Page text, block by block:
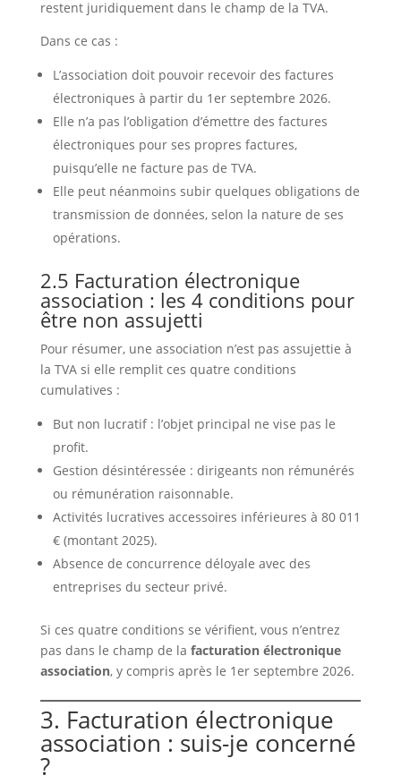
restent juridiquement dans le champ de la TVA.
Dans ce cas :
L’association doit pouvoir recevoir des factures
électroniques à partir du 1er septembre 2026.
Elle n’a pas l’obligation d’émettre des factures
électroniques pour ses propres factures,
puisqu’elle ne facture pas de TVA.
Elle peut néanmoins subir quelques obligations de
transmission de données, selon la nature de ses
opérations.
2.5 Facturation électronique
association : les 4 conditions pour
être non assujetti
Pour résumer, une association n’est pas assujettie à
la TVA si elle remplit ces quatre conditions
cumulatives :
But non lucratif : l’objet principal ne vise pas le
profit.
Gestion désintéressée : dirigeants non rémunérés
ou rémunération raisonnable.
Activités lucratives accessoires inférieures à 80 011
€ (montant 2025).
Absence de concurrence déloyale avec des
entreprises du secteur privé.
Si ces quatre conditions se vérifient, vous n’entrez
pas dans le champ de la facturation électronique
association, y compris après le 1er septembre 2026.
3. Facturation électronique
association : suis-je concerné
?